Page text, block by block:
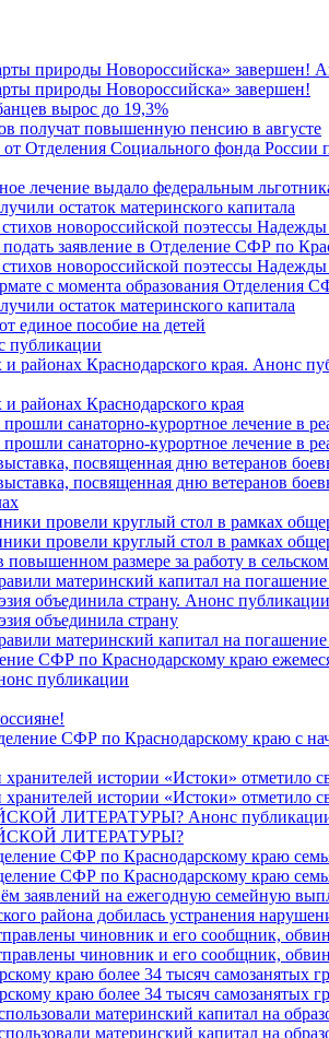
природы Новороссийска» завершен!
природы Новороссийска» завершен!
вырос до 19,3%
получат повышенную пенсию в августе
Отделения Социального фонда России
лечение выдало федеральным
остаток материнского капитала
новороссийской поэтессы
подать заявление в Отделение СФР по
новороссийской поэтессы
с момента образования Отделения
остаток материнского капитала
единое пособие на детей
публикации
районах Краснодарского края. Анонс
районах Краснодарского края
санаторно-курортное лечение в
санаторно-курортное лечение в
посвященная дню ветеранов
посвященная дню ветеранов
провели круглый стол в рамках
провели круглый стол в рамках
размере за работу в сельском
материнский капитал на
объединила страну. Анонс публикации
объединила страну
материнский капитал на
СФР по Краснодарскому краю
публикации
СФР по Краснодарскому краю с
истории «Истоки» отметило
истории «Истоки» отметило
ЛИТЕРАТУРЫ? Анонс
ЛИТЕРАТУРЫ?
СФР по Краснодарскому краю
СФР по Краснодарскому краю
заявлений на ежегодную семейную
района добилась устранения
чиновник и его сообщник,
чиновник и его сообщник,
краю более 34 тысяч
краю более 34 тысяч самозанятых
материнский капитал на
материнский капитал на